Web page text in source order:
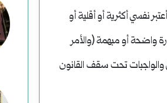
نفسي أكثرية أو أقلية أو
واضحة أو مبهمة (والأمر
والواجبات تحت سقف القانون